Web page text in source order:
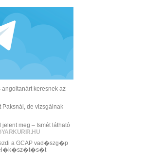
angoltanárt keresnek az
Paksnál, de vizsgálnak
meg – Ismét látható
a GCAP vad�szg�p
el�k�sz�t�s�t